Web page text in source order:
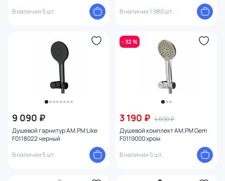
В наличии 5 шт.
В наличии 1 980 шт.
9 090 ₽
Душевой гарнитур AM.PM Like
F0118022 черный
В наличии 5 шт.
- 32 %
3 190 ₽ 4 690 ₽
Душевой комплект AM.PM Gem
F0119000 хром
В наличии 5 шт.